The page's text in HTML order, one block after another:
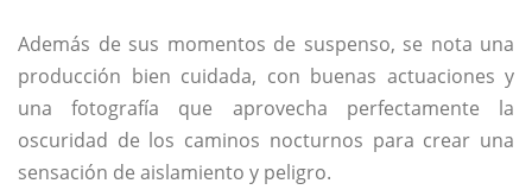
Además de sus momentos de suspenso, se nota una
producción bien cuidada, con buenas actuaciones y
una fotografía que aprovecha perfectamente la
oscuridad de los caminos nocturnos para crear una
sensación de aislamiento y peligro.